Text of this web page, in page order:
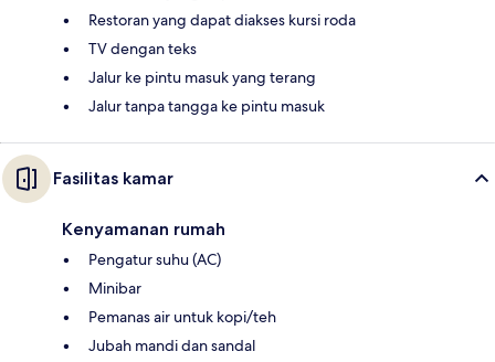
Restoran yang dapat diakses kursi roda
TV dengan teks
Jalur ke pintu masuk yang terang
Jalur tanpa tangga ke pintu masuk
Fasilitas kamar
Kenyamanan rumah
Pengatur suhu (AC)
Minibar
Pemanas air untuk kopi/teh
Jubah mandi dan sandal